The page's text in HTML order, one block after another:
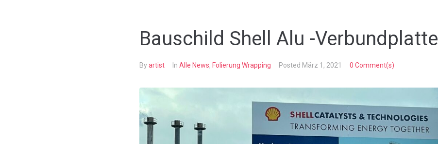
Bauschild Shell Alu -Verbundplatte
Byartist In Alle News, Folierung Wrapping Posted März 1, 2021 0 Comment(s)